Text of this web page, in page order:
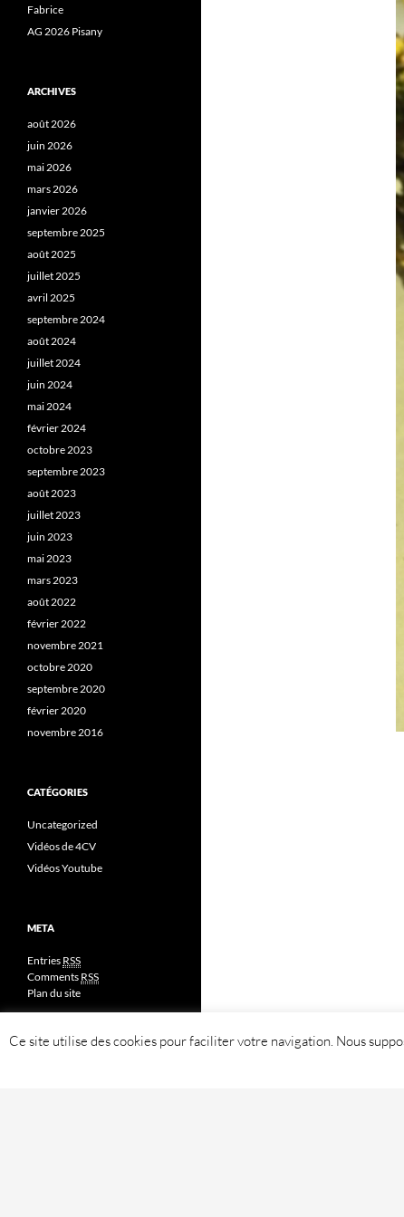
Fabrice
AG 2026 Pisany
ARCHIVES
août 2026
juin 2026
mai 2026
mars 2026
janvier 2026
septembre 2025
août 2025
juillet 2025
avril 2025
septembre 2024
août 2024
juillet 2024
juin 2024
mai 2024
février 2024
octobre 2023
septembre 2023
août 2023
juillet 2023
juin 2023
mai 2023
mars 2023
août 2022
février 2022
novembre 2021
octobre 2020
septembre 2020
février 2020
novembre 2016
CATÉGORIES
Uncategorized
Vidéos de 4CV
Vidéos Youtube
META
Entries RSS
Comments RSS
Plan du site
Ce site utilise des cookies pour faciliter votre navigation. Nous